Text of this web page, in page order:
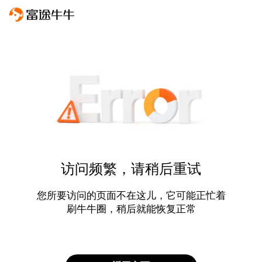
访问频繁，请稍后重试
您所要访问的页面不在这儿，它可能正忙着
刷牛牛圈，稍后就能恢复正常